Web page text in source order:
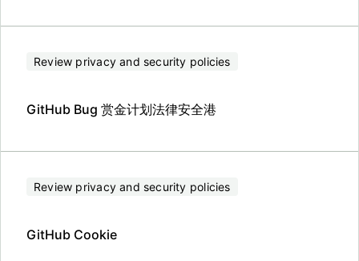
Review privacy and security policies
GitHub Bug 赏金计划法律安全港
Review privacy and security policies
GitHub Cookie